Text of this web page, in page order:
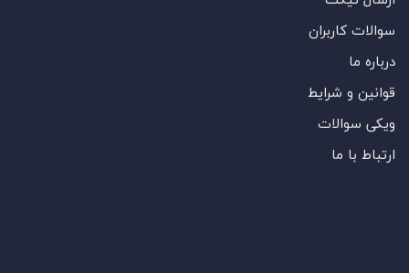
سوالات کاربران
درباره ما
قوانین و شرایط
ویکی سوالات
ارتباط با ما